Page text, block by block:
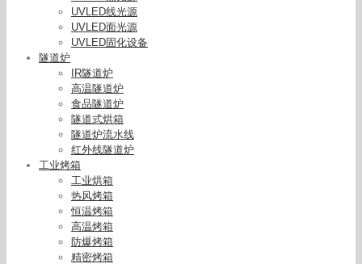
UVLED线光源
UVLED面光源
UVLED固化设备
隧道炉
IR隧道炉
高温隧道炉
食品隧道炉
隧道式烘箱
隧道炉流水线
红外线隧道炉
工业烤箱
工业烘箱
热风烤箱
恒温烤箱
高温烤箱
防爆烤箱
精密烤箱